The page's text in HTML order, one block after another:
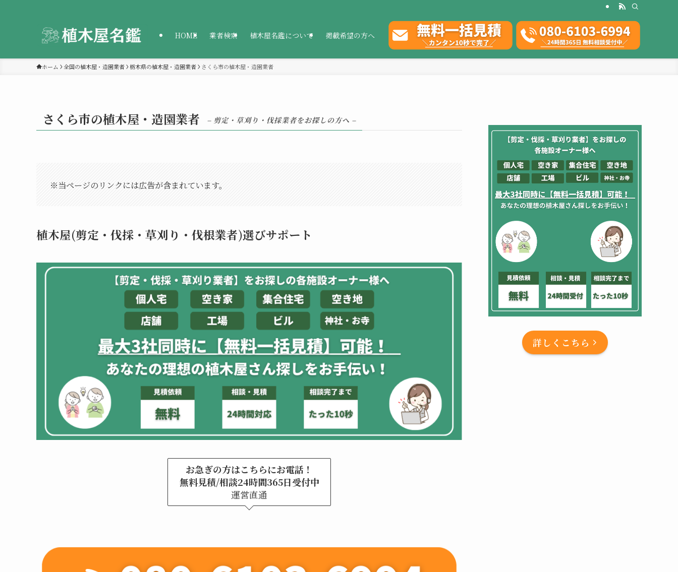
HOME 業者検索 植木屋名鑑について 掲載希望の方へ
ホーム 全国の植木屋・造園業者 栃木県の植木屋・造園業者 さくら市の植木屋・造園業者
さくら市の植木屋・造園業者 – 剪定・草刈り・伐採業者をお探しの方へ –
※当ページのリンクには広告が含まれています。
植木屋(剪定・伐採・草刈り・伐根業者)選びサポート
お急ぎの方はこちらにお電話！
無料見積/相談24時間365日受付中
運営直通
詳しくこちら